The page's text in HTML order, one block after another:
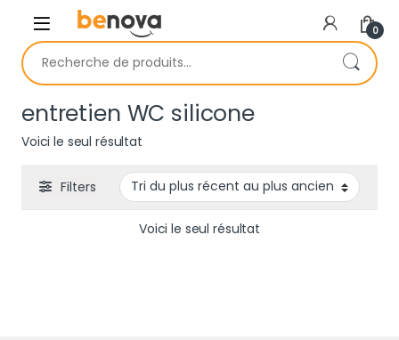
Skip to navigation
Skip to content
0
Recherche pour :
entretien WC silicone
Voici le seul résultat
Filters
Voici le seul résultat